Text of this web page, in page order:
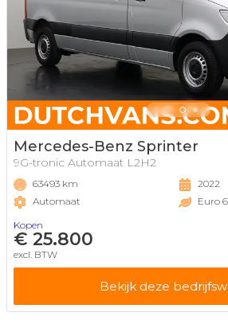
Mercedes-Benz Sprinter
9G-tronic Automaat L2H2
63493 km
Automaat
2022
Euro 6
Kopen
€ 25.800
excl. BTW
Bekijk deze